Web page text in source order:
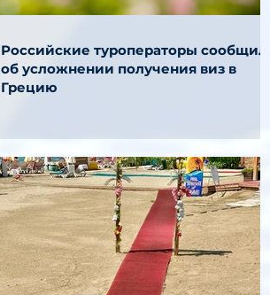
Российские туроператоры сообщили
об усложнении получения виз в
Грецию